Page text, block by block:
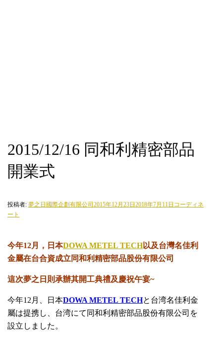
2015/12/16 同和利精密部品
開業式
投稿者: 夢之日國際企劃有限公司 2015年12月23日 2018年7月11日 コーディネ
ート
今年12月，日本DOWA METEL TECH以及台灣名佳利
金屬在台合資成立同和利精密部品股份有限公司
這次夢之日則承辦其開工典禮及慶祝午宴~
今年12月、日本DOWA METEL TECHと台湾名佳利金
屬は提携し、台湾にて同和利精密部品股份有限公司を
設立しました。